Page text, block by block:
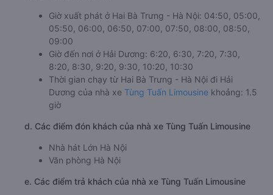
Giờ xuất phát ở Hai Bà Trưng - Hà Nội: 04:50, 05:00,
05:50, 06:00, 06:50, 07:00, 07:50, 08:00, 08:50,
09:00
Giờ đến nơi ở Hải Dương: 6:20, 6:30, 7:20, 7:30,
8:20, 8:30, 9:20, 9:30, 10:20, 10:30
Thời gian chạy từ Hai Bà Trưng - Hà Nội đi Hải
Dương của nhà xe Tùng Tuấn Limousine khoảng: 1.5
giờ
d. Các điểm đón khách của nhà xe Tùng Tuấn Limousine
Nhà hát Lớn Hà Nội
Văn phòng Hà Nội
e. Các điểm trả khách của nhà xe Tùng Tuấn Limousine